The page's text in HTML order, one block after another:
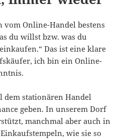
vom Online-Handel bestens
du willst bzw. was du
Das ist eine klare
ich bin ein Online-
stationären Handel
geben. In unserem Dorf
manchmal aber auch in
wie sie so